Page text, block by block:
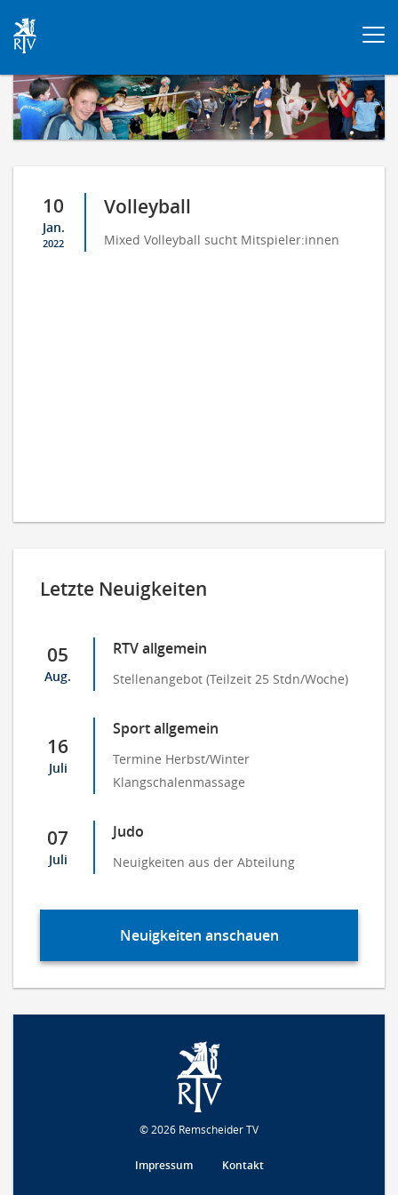
10
Jan.
2022
Volleyball
Mixed Volleyball sucht Mitspieler:innen
Letzte Neuigkeiten
05
Aug.
RTV allgemein
Stellenangebot (Teilzeit 25 Stdn/Woche)
16
Juli
Sport allgemein
Termine Herbst/Winter
Klangschalenmassage
07
Juli
Judo
Neuigkeiten aus der Abteilung
Neuigkeiten anschauen
© 2026 Remscheider TV
Impressum Kontakt